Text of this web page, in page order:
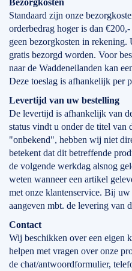
Standaard zijn onze
orderbedrag hoger is dan
geen bezorgkosten in
gratis bezorgd worden. Voor
naar de Waddeneilanden kan
Deze toeslag is afhankelijk per
Levertijd van uw bestelling
De levertijd is afhankelijk van
status vindt u onder de titel van
"onbekend", hebben wij niet
betekent dat dit betreffende
de volgende werkdag alsnog
weten wanneer een artikel
met onze klantenservice. Bij
aangeven mbt. de levering van
Contact
Wij beschikken over een eigen
helpen met vragen over onze
de chat/antwoordformulier,